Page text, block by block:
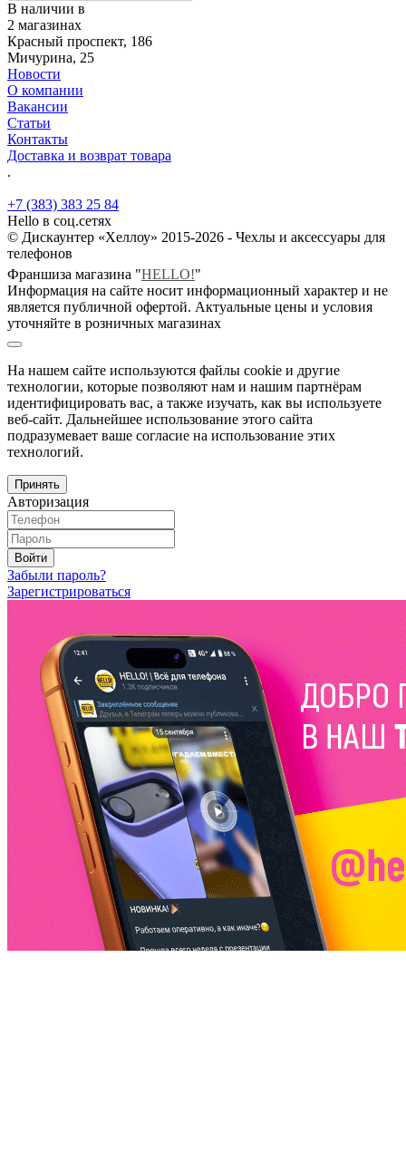
В наличии в
2 магазинах
Красный проспект, 186
Мичурина, 25
Новости
О компании
Вакансии
Статьи
Контакты
Доставка и возврат товара
.
+7 (383) 383 25 84
Hello в соц.сетях
© Дискаунтер «Хеллоу» 2015-2026 - Чехлы и аксессуары для
телефонов
Франшиза магазина "HELLO!"
Информация на сайте носит информационный характер и не
является публичной офертой. Актуальные цены и условия
уточняйте в розничных магазинах
На нашем сайте используются файлы cookie и другие
технологии, которые позволяют нам и нашим партнёрам
идентифицировать вас, а также изучать, как вы используете
веб-сайт. Дальнейшее использование этого сайта
подразумевает ваше согласие на использование этих
технологий.
Принять
Авторизация
Войти
Забыли пароль?
Зарегистрироваться